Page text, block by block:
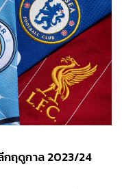
กฤดูกาล 2023/24